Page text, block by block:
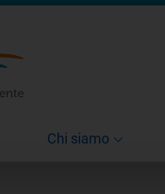
Chi siamo